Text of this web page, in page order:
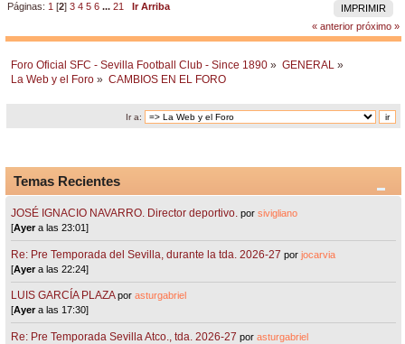
IMPRIMIR
Páginas: 1 [2]3 4 5 6 ...21
Ir Arriba
« anterior próximo »
Foro Oficial SFC - Sevilla Football Club - Since 1890 » GENERAL »
La Web y el Foro » CAMBIOS EN EL FORO
Ir a:
Temas Recientes
JOSÉ IGNACIO NAVARRO. Director deportivo. porsivigliano
[Ayera las 23:01]
Re: Pre Temporada del Sevilla, durante la tda. 2026-27 porjocarvia
[Ayera las 22:24]
LUIS GARCÍA PLAZA porasturgabriel
[Ayera las 17:30]
Re: Pre Temporada Sevilla Atco., tda. 2026-27 porasturgabriel